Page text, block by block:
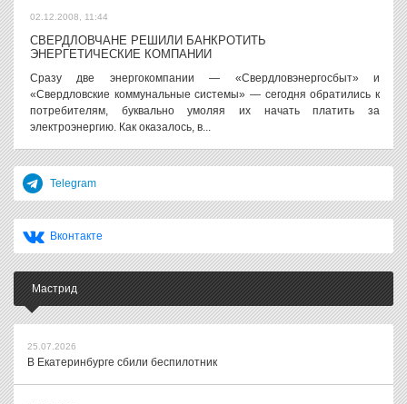
02.12.2008, 11:44
СВЕРДЛОВЧАНЕ РЕШИЛИ БАНКРОТИТЬ
ЭНЕРГЕТИЧЕСКИЕ КОМПАНИИ
Сразу две энергокомпании — «Свердловэнергосбыт» и
«Свердловские коммунальные системы» — сегодня обратились к
потребителям, буквально умоляя их начать платить за
электроэнергию. Как оказалось, в...
Telegram
Вконтакте
Мастрид
25.07.2026
В Екатеринбурге сбили беспилотник